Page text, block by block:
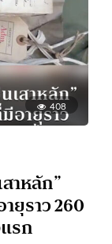
408
าหลัก”
ยุราว 260
รก